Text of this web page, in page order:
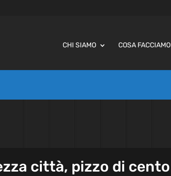
CHI SIAMO COSA FACCIAMO
città, pizzo di cento